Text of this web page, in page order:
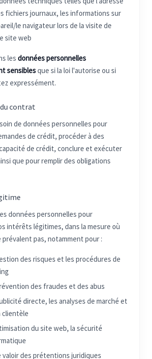
fichiers journaux, les informations sur
le navigateur lors de la visite de
site web
les données personnelles
sensiblesque si la loi l'autorise ou si
expressément.
contrat
de données personnelles pour
de crédit, procéder à des
de crédit, conclure et exécuter
que pour remplir des obligations
données personnelles pour
intérêts légitimes, dans la mesure où
pas, notamment pour :
des risques et les procédures de
des fraudes et des abus
directe, les analyses de marché et
clientèle
du site web, la sécurité
valoir des prétentions juridiques